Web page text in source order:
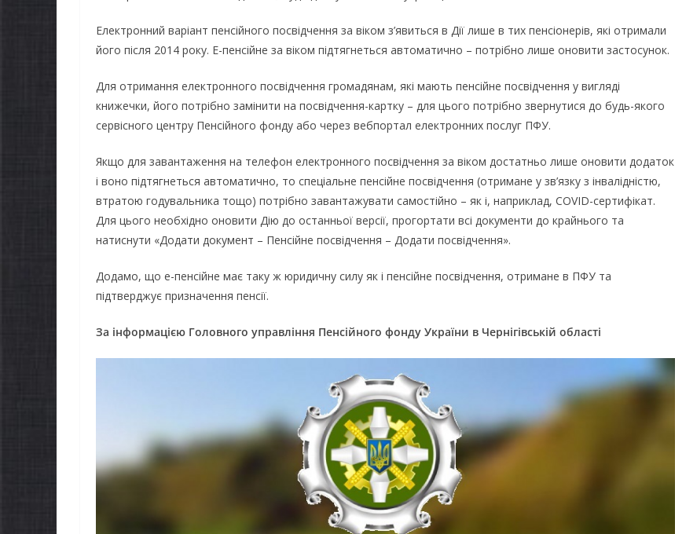
Електронний варіант пенсійного посвідчення за віком з’явиться в Дії лише в тих пенсіонерів, які отримали
його після 2014 року. Е-пенсійне за віком підтягнеться автоматично – потрібно лише оновити застосунок.
Для отримання електронного посвідчення громадянам, які мають пенсійне посвідчення у вигляді
книжечки, його потрібно замінити на посвідчення-картку – для цього потрібно звернутися до будь-якого
сервісного центру Пенсійного фонду або через вебпортал електронних послуг ПФУ.
Якщо для завантаження на телефон електронного посвідчення за віком достатньо лише оновити додаток
і воно підтягнеться автоматично, то спеціальне пенсійне посвідчення (отримане у зв’язку з інвалідністю,
втратою годувальника тощо) потрібно завантажувати самостійно – як і, наприклад, COVID-сертифікат.
Для цього необхідно оновити Дію до останньої версії, прогортати всі документи до крайнього та
натиснути «Додати документ – Пенсійне посвідчення – Додати посвідчення».
Додамо, що е-пенсійне має таку ж юридичну силу як і пенсійне посвідчення, отримане в ПФУ та
підтверджує призначення пенсії.
За інформацією Головного управління Пенсійного фонду України в Чернігівській області